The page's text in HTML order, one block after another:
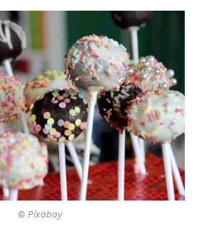
© Pixabay